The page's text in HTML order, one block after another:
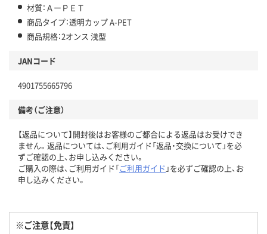
材質：ＡーＰＥＴ
商品タイプ：透明カップ A-PET
商品規格：2オンス 浅型
JANコード
4901755665796
備考（ご注意）
【返品について】開封後はお客様のご都合による返品はお受けでき
ません。返品については、ご利用ガイド「返品・交換について」を必
ずご確認の上、お申し込みください。
ご購入の際は、ご利用ガイド「ご利用ガイド 」を必ずご確認の上、お
申し込みください。
※ご注意【免責】